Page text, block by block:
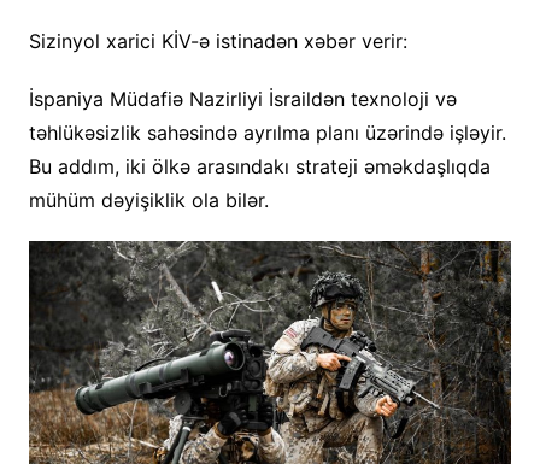
Sizinyol xarici KİV-ə istinadən xəbər verir:
İspaniya Müdafiə Nazirliyi İsraildən texnoloji və
təhlükəsizlik sahəsində ayrılma planı üzərində işləyir.
Bu addım, iki ölkə arasındakı strateji əməkdaşlıqda
mühüm dəyişiklik ola bilər.